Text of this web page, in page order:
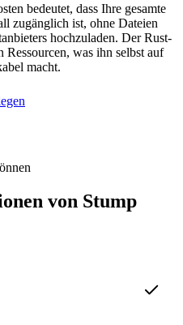
bedeutet, dass Ihre gesamte
zugänglich ist, ohne Dateien
hochzuladen. Der Rust-
was ihn selbst auf
macht.
von Stump